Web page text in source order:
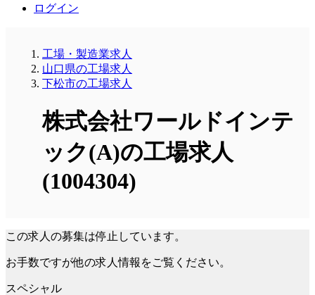
ログイン
工場・製造業求人
山口県の工場求人
下松市の工場求人
株式会社ワールドインテ
ック(A)の工場求人
(1004304)
この求人の募集は停止しています。
お手数ですが他の求人情報をご覧ください。
スペシャル